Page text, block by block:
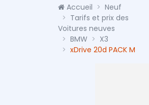
Accueil
Neuf
Tarifs et prix des
Voitures neuves
BMW
X3
xDrive 20d PACK M